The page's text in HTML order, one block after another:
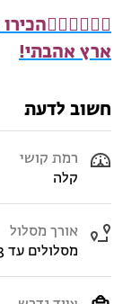
🧍🏻‍♂️
🧍🏾‍♀️
ארץ אהבתי!
חשוב לדעת
רמת קושי
קלה
אורך מסלול
מסלולים עד 2-3 ק"מ